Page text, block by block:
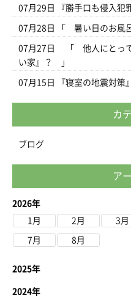
07月29日 『勝手口も侵入犯
07月28日 「 暑い日のお
07月27日
「 他人にとって
い家』？ 」
07月15日 『寝室の地震対策』
カ
ブログ
ア
2026年
1月
2月 3月
7月 8月
2025年
2024年